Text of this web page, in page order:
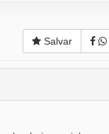
Salvar